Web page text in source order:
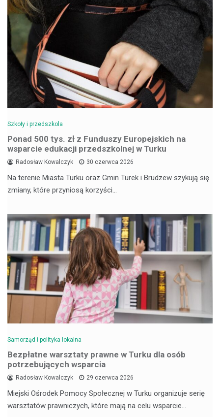
Szkoły i przedszkola
Ponad 500 tys. zł z Funduszy Europejskich na
wsparcie edukacji przedszkolnej w Turku
Radosław Kowalczyk 30 czerwca 2026
Na terenie Miasta Turku oraz Gmin Turek i Brudzew szykują się
zmiany, które przyniosą korzyści…
Samorząd i polityka lokalna
Bezpłatne warsztaty prawne w Turku dla osób
potrzebujących wsparcia
Radosław Kowalczyk 29 czerwca 2026
Miejski Ośrodek Pomocy Społecznej w Turku organizuje serię
warsztatów prawniczych, które mają na celu wsparcie…